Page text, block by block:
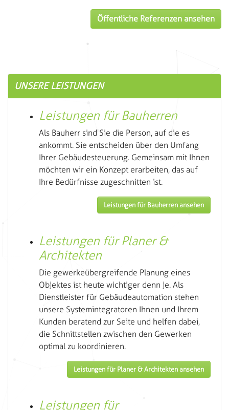
Öffentliche Referenzen ansehen
UNSERE LEISTUNGEN
Leistungen für Bauherren
Als Bauherr sind Sie die Person, auf die es
ankommt. Sie entscheiden über den Umfang
Ihrer Gebäudesteuerung. Gemeinsam mit Ihnen
möchten wir ein Konzept erarbeiten, das auf
Ihre Bedürfnisse zugeschnitten ist.
Leistungen für Bauherren ansehen
Leistungen für Planer &
Architekten
Die gewerkeübergreifende Planung eines
Objektes ist heute wichtiger denn je. Als
Dienstleister für Gebäudeautomation stehen
unsere Systemintegratoren Ihnen und Ihrem
Kunden beratend zur Seite und helfen dabei,
die Schnittstellen zwischen den Gewerken
optimal zu koordinieren.
Leistungen für Planer & Architekten ansehen
Leistungen für